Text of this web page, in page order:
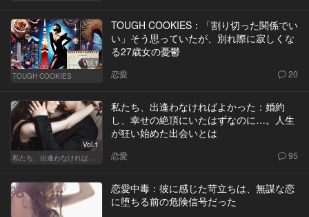
Vol.1
TOUGH COOKIES
TOUGH COOKIES：「割り切った関係でい
い」そう思っていたが、別れ際に寂しくな
る27歳女の憂鬱
恋愛 20
Vol.1
私たち、出逢わなければよかった
私たち、出逢わなければよかった：婚約
し、幸せの絶頂にいたはずなのに…。人生
が狂い始めた出会いとは
恋愛 95
恋愛中毒：彼に感じた苛立ちは、無謀な恋
に堕ちる前の危険信号だった